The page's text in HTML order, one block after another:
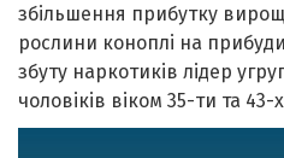
збільшення прибутку
рослини коноплі на
збуту наркотиків лідер
чоловіків віком 35-ти та 43-